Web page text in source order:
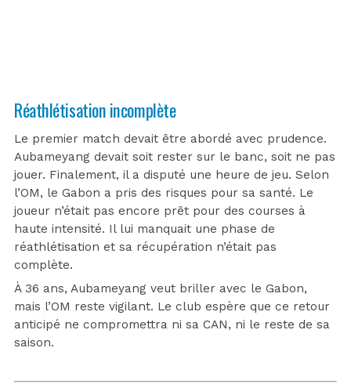
Réathlétisation incomplète
Le premier match devait être abordé avec prudence.
Aubameyang devait soit rester sur le banc, soit ne pas
jouer. Finalement, il a disputé une heure de jeu. Selon
l’OM, le Gabon a pris des risques pour sa santé. Le
joueur n’était pas encore prêt pour des courses à
haute intensité. Il lui manquait une phase de
réathlétisation et sa récupération n’était pas
complète.
À 36 ans, Aubameyang veut briller avec le Gabon,
mais l’OM reste vigilant. Le club espère que ce retour
anticipé ne compromettra ni sa CAN, ni le reste de sa
saison.